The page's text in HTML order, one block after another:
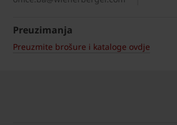
Preuzimanja
Preuzmite brošure i kataloge ovdje